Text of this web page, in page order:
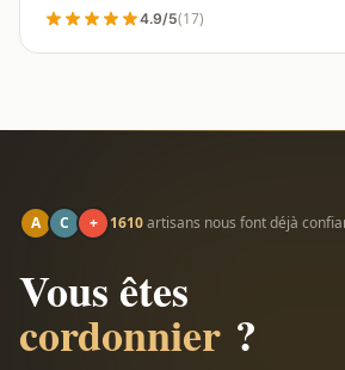
4.9/5(17)
A C + 1610artisans nous font déjà
Vous êtes
cordonnier ?